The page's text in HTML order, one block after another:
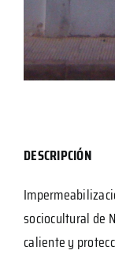
DESCRIPCIÓN
sociocultural de
caliente y